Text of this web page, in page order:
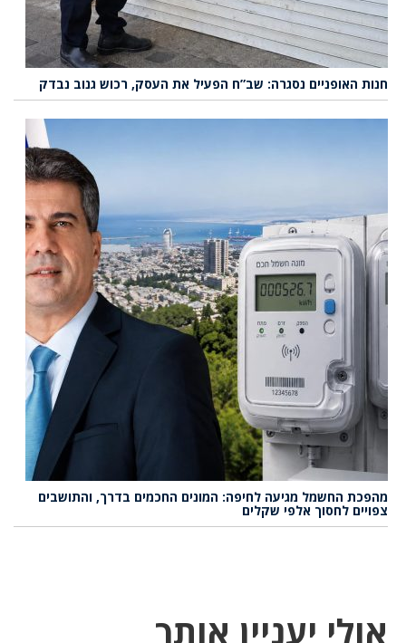
חנות האופניים נסגרה: שב”ח הפעיל את העסק, רכוש גנוב נבדק
מהפכת החשמל מגיעה לחיפה: המונים החכמים בדרך, והתושבים
צפויים לחסוך אלפי שקלים
אולי יעניין אותך